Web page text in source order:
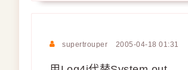
supertrouper 2005-04-18 01:31